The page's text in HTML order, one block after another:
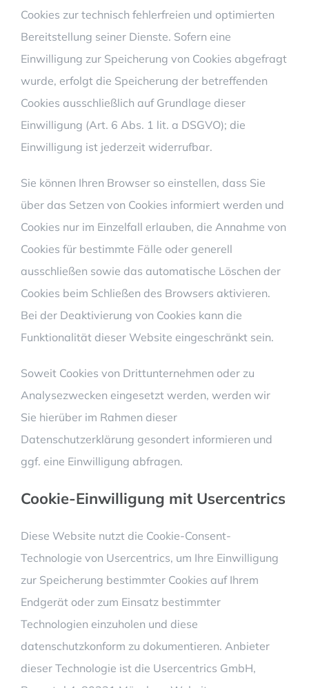
Cookies zur technisch fehlerfreien und optimierten
Bereitstellung seiner Dienste. Sofern eine
Einwilligung zur Speicherung von Cookies abgefragt
wurde, erfolgt die Speicherung der betreffenden
Cookies ausschließlich auf Grundlage dieser
Einwilligung (Art. 6 Abs. 1 lit. a DSGVO); die
Einwilligung ist jederzeit widerrufbar.
Sie können Ihren Browser so einstellen, dass Sie
über das Setzen von Cookies informiert werden und
Cookies nur im Einzelfall erlauben, die Annahme von
Cookies für bestimmte Fälle oder generell
ausschließen sowie das automatische Löschen der
Cookies beim Schließen des Browsers aktivieren.
Bei der Deaktivierung von Cookies kann die
Funktionalität dieser Website eingeschränkt sein.
Soweit Cookies von Drittunternehmen oder zu
Analysezwecken eingesetzt werden, werden wir
Sie hierüber im Rahmen dieser
Datenschutzerklärung gesondert informieren und
ggf. eine Einwilligung abfragen.
Cookie-Einwilligung mit Usercentrics
Diese Website nutzt die Cookie-Consent-
Technologie von Usercentrics, um Ihre Einwilligung
zur Speicherung bestimmter Cookies auf Ihrem
Endgerät oder zum Einsatz bestimmter
Technologien einzuholen und diese
datenschutzkonform zu dokumentieren. Anbieter
dieser Technologie ist die Usercentrics GmbH,